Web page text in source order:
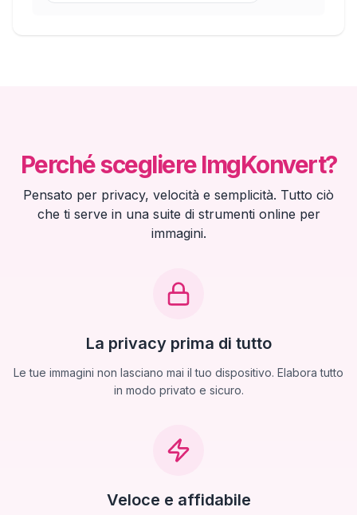
Perché scegliere ImgKonvert?
Pensato per privacy, velocità e semplicità. Tutto ciò
che ti serve in una suite di strumenti online per
immagini.
La privacy prima di tutto
Le tue immagini non lasciano mai il tuo dispositivo. Elabora tutto
in modo privato e sicuro.
Veloce e affidabile